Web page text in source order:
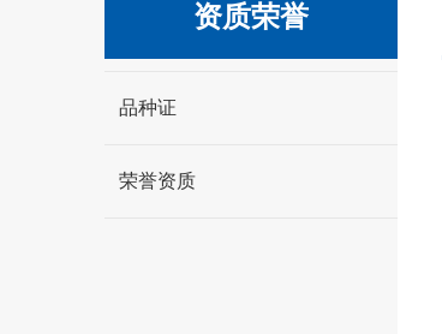
资质荣誉
品种证
荣誉资质